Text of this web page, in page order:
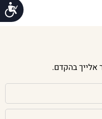
אלייך בהקדם.